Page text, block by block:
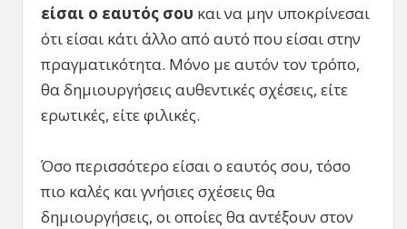
είσαι ο εαυτός σου και να μην υποκρίνεσαι
ότι είσαι κάτι άλλο από αυτό που είσαι στην
πραγματικότητα. Μόνο με αυτόν τον τρόπο,
θα δημιουργήσεις αυθεντικές σχέσεις, είτε
ερωτικές, είτε φιλικές.
Όσο περισσότερο είσαι ο εαυτός σου, τόσο
πιο καλές και γνήσιες σχέσεις θα
δημιουργήσεις, οι οποίες θα αντέξουν στον